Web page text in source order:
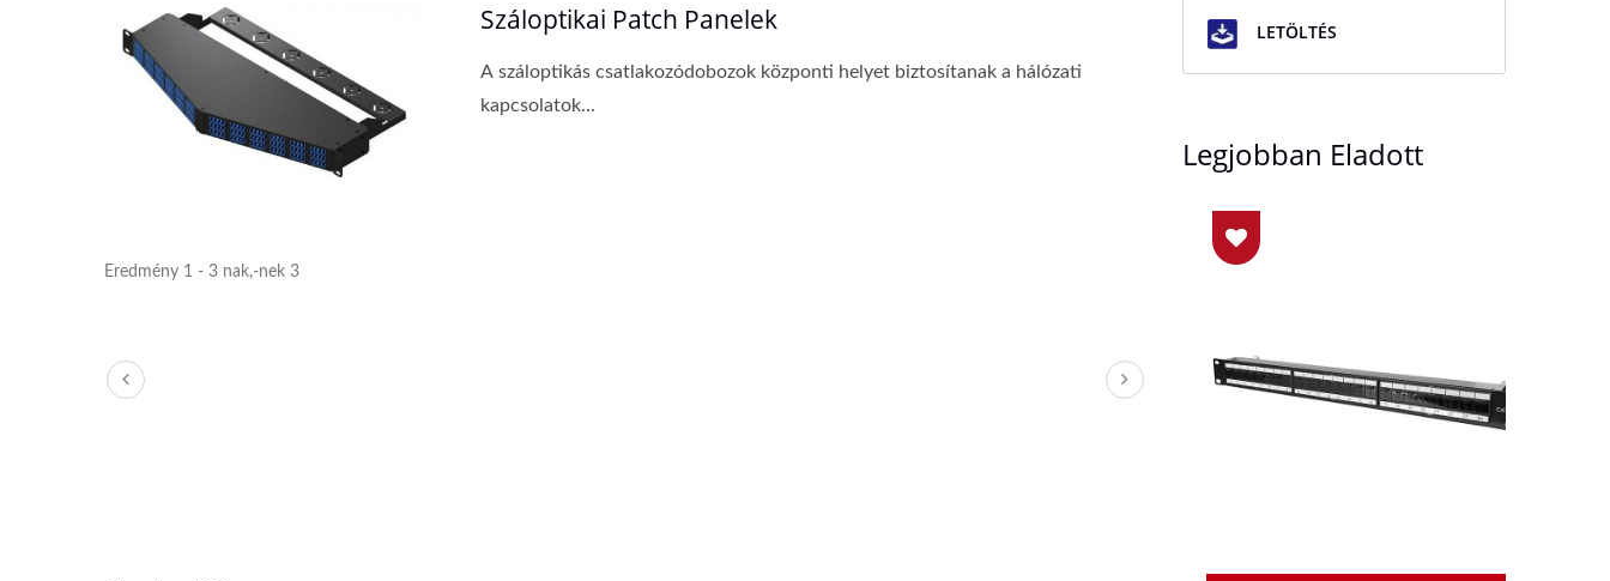
Száloptikai Patch Panelek
A száloptikás csatlakozódobozok központi helyet biztosítanak a hálózati
kapcsolatok...
Eredmény 1 - 3 nak,-nek 3
LETÖLTÉS
Legjobban Eladott